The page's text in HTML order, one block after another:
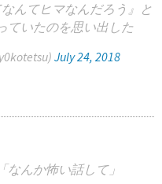
んてヒマなんだろう』と
ていたのを思い出した
July 24, 2018
なんか怖い話して」